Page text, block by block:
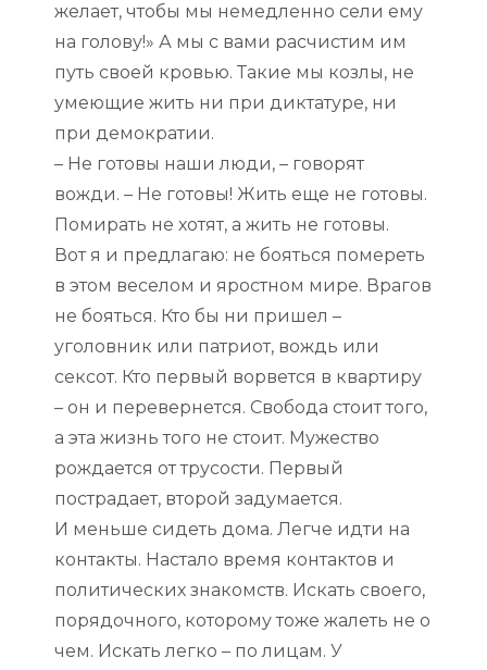
желает, чтобы мы немедленно сели ему
на голову!» А мы с вами расчистим им
путь своей кровью. Такие мы козлы, не
умеющие жить ни при диктатуре, ни
при демократии.
– Не готовы наши люди, – говорят
вожди. – Не готовы! Жить еще не готовы.
Помирать не хотят, а жить не готовы.
Вот я и предлагаю: не бояться помереть
в этом веселом и яростном мире. Врагов
не бояться. Кто бы ни пришел –
уголовник или патриот, вождь или
сексот. Кто первый ворвется в квартиру
– он и перевернется. Свобода стоит того,
а эта жизнь того не стоит. Мужество
рождается от трусости. Первый
пострадает, второй задумается.
И меньше сидеть дома. Легче идти на
контакты. Настало время контактов и
политических знакомств. Искать своего,
порядочного, которому тоже жалеть не о
чем. Искать легко – по лицам. У